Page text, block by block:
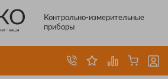
Контрольно-измерительные
приборы